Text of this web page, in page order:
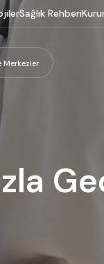
Sağlık Rehberi
Merkezler